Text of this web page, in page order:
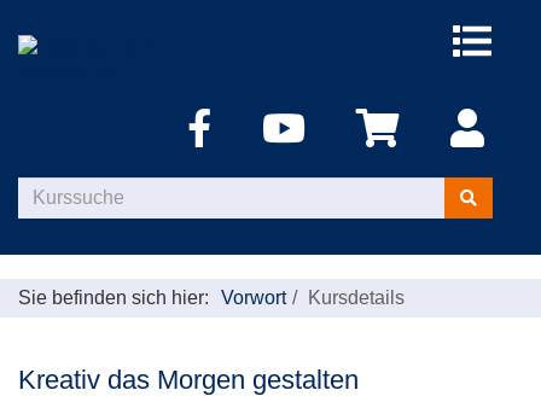
Menü
Kurse
suchen
Sie befinden sich hier: Vorwort Kursdetails
Kreativ das Morgen gestalten